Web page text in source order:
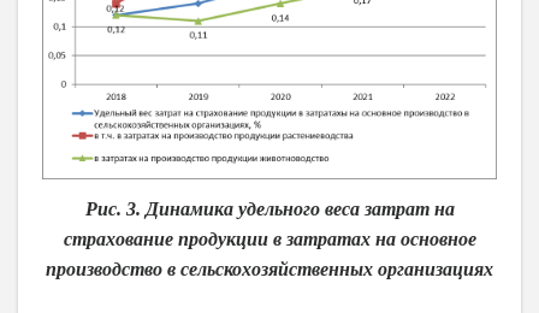
Рис. 3. Динамика удельного веса затрат на
страхование продукции в затратах на основное
производство в сельскохозяйственных организациях